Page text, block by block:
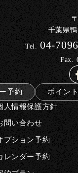
千葉県
Tel.04-
Fax.
予約 ポイン
人情報保護方針
問い合わせ
プション予約
レンダー予約